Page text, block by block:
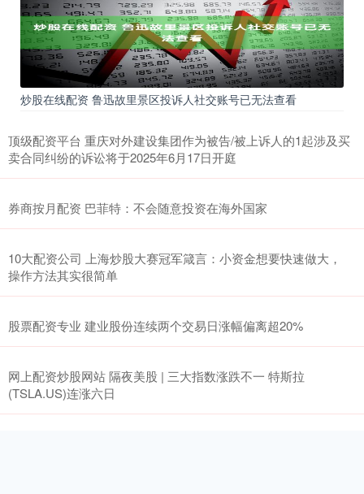
炒股在线配资 鲁迅故里景区投诉人社交账号已无法查看
顶级配资平台 重庆对外建设集团作为被告/被上诉人的1起涉及买
卖合同纠纷的诉讼将于2025年6月17日开庭
券商按月配资 巴菲特：不会随意投资在海外国家
10大配资公司 上海炒股大赛冠军箴言：小资金想要快速做大，
操作方法其实很简单
股票配资专业 建业股份连续两个交易日涨幅偏离超20%
网上配资炒股网站 隔夜美股 | 三大指数涨跌不一 特斯拉
(TSLA.US)连涨六日